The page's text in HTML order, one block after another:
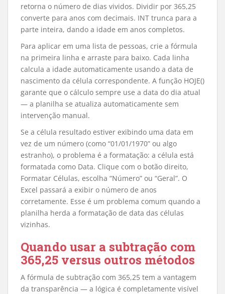
retorna o número de dias vividos. Dividir por 365,25
converte para anos com decimais. INT trunca para a
parte inteira, dando a idade em anos completos.
Para aplicar em uma lista de pessoas, crie a fórmula
na primeira linha e arraste para baixo. Cada linha
calcula a idade automaticamente usando a data de
nascimento da célula correspondente. A função HOJE()
garante que o cálculo sempre use a data do dia atual
— a planilha se atualiza automaticamente sem
intervenção manual.
Se a célula resultado estiver exibindo uma data em
vez de um número (como “01/01/1970” ou algo
estranho), o problema é a formatação: a célula está
formatada como Data. Clique com o botão direito,
Formatar Células, escolha “Número” ou “Geral”. O
Excel passará a exibir o número de anos
corretamente. Esse é um problema comum quando a
planilha herda a formatação de data das células
vizinhas.
Quando usar a subtração com
365,25 versus outros métodos
A fórmula de subtração com 365,25 tem a vantagem
da transparência — a lógica é completamente visível